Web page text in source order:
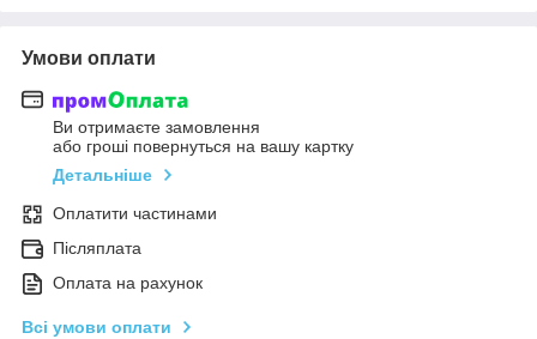
Умови оплати
Ви отримаєте замовлення
або гроші повернуться на вашу картку
Детальніше
Оплатити частинами
Післяплата
Оплата на рахунок
Всі умови оплати